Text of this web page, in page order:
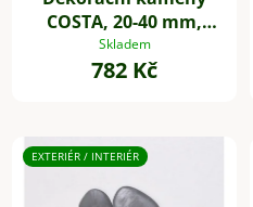
COSTA, 20-40 mm,
plast, bílá
Skladem
782 Kč
EXTERIÉR / INTERIÉR